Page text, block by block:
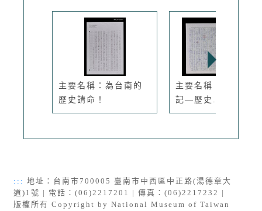
主要名稱：為台南的
歷史請命！
主要名稱：台北88筆
記—歷史...
::: 地址：台南市700005 臺南市中西區中正路(湯德章大
道)1號 | 電話：(06)2217201 | 傳真：(06)2217232 |
版權所有 Copyright by National Museum of Taiwan